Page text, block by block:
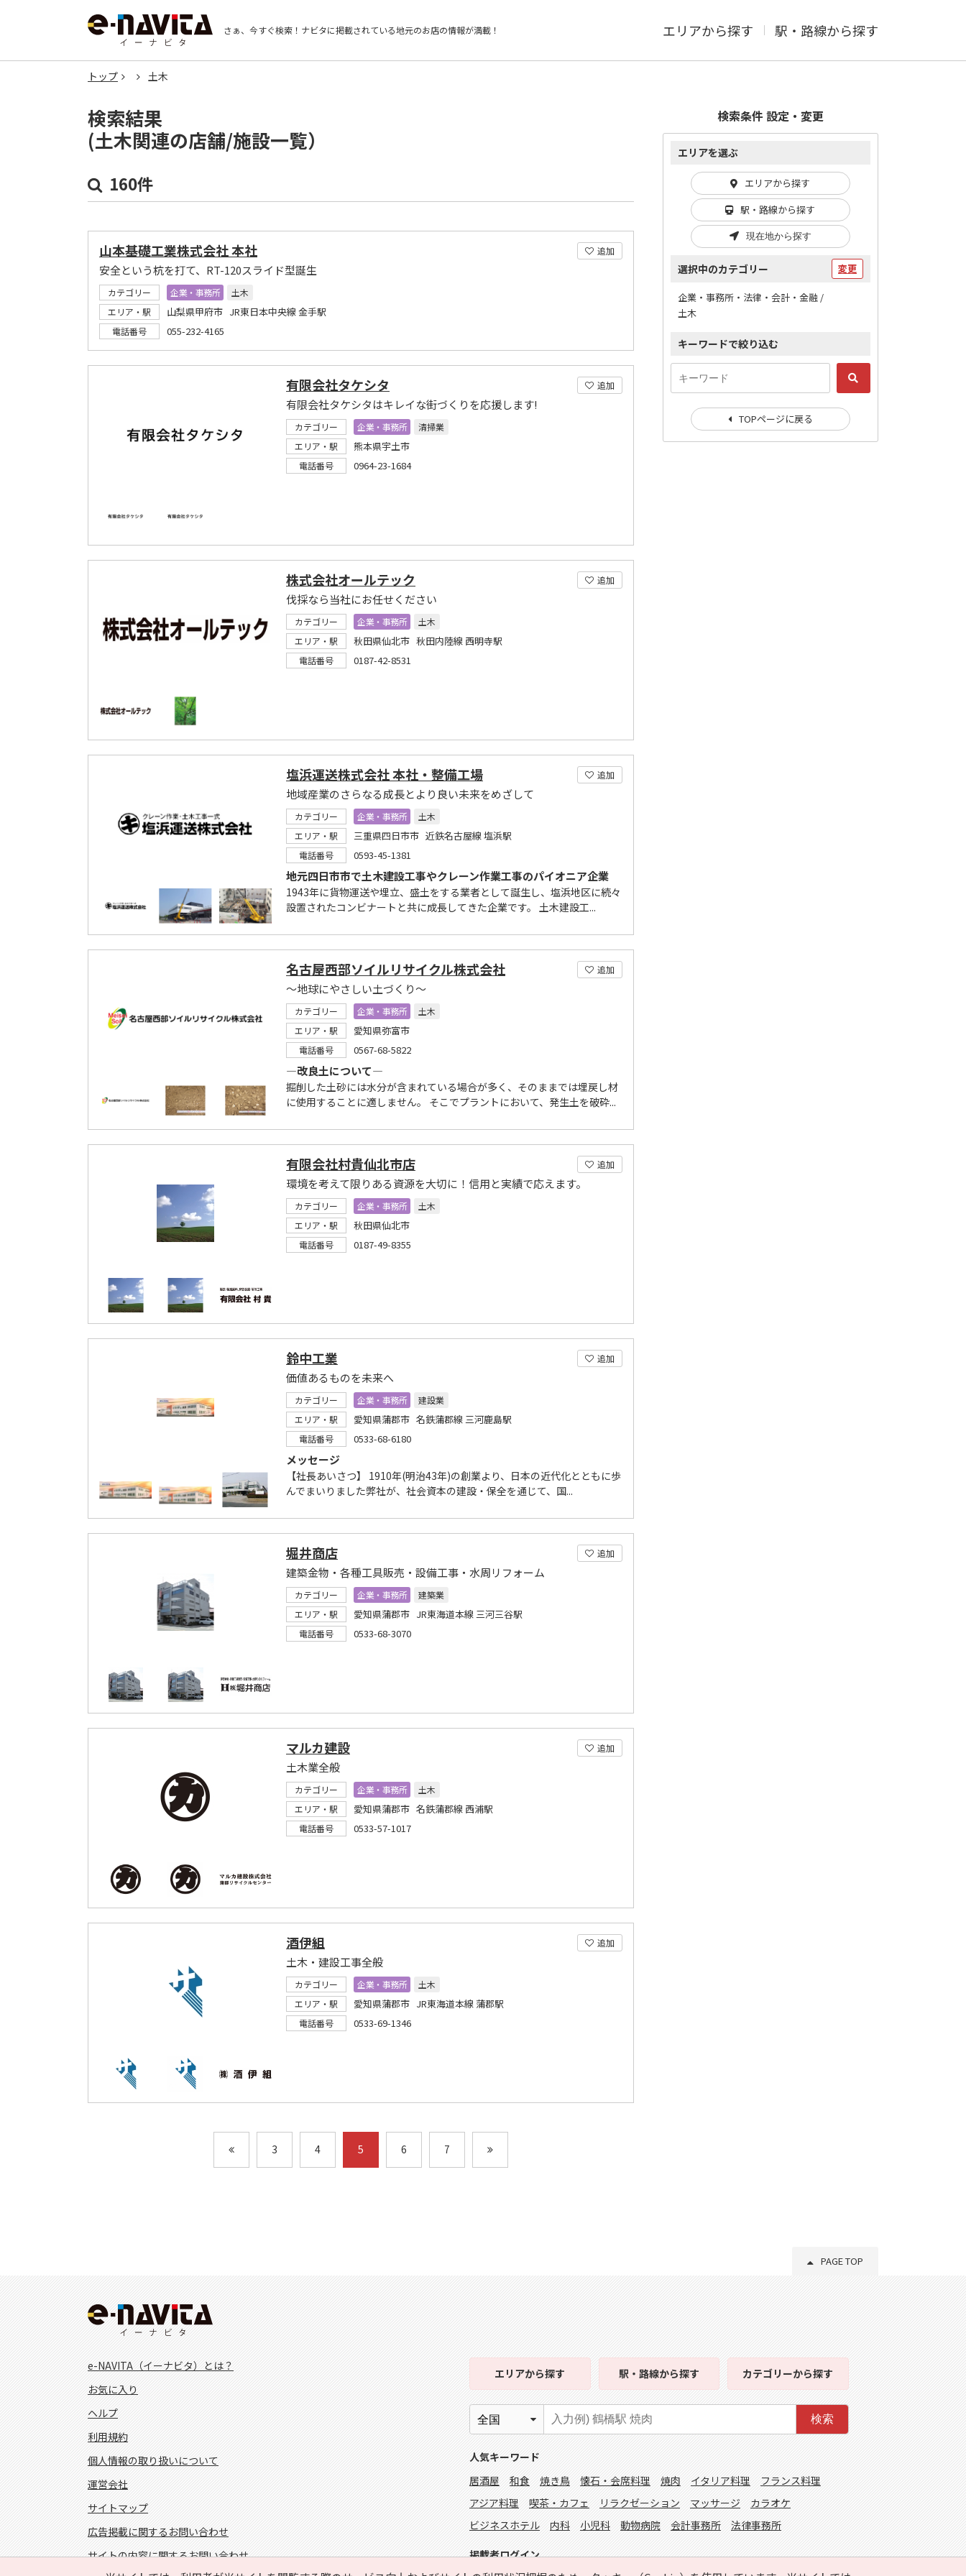
さぁ、今すぐ検索！ ナビタに掲載されている地元のお店の情報が満載！ エリアから探す 駅・路線から探す
トップ 土木
検索結果
(土木関連の店舗/施設一覧）
160件
追加
山本基礎工業株式会社 本社
安全という杭を打て、RT-120スライド型誕生
カテゴリー 企業・事務所
土木
エリア・駅
山梨県甲府市 JR東日本中央線 金手駅
電話番号 055-232-4165
追加
有限会社タケシタ
有限会社タケシタはキレイな街づくりを応援します!
カテゴリー 企業・事務所
清掃業
エリア・駅
熊本県宇土市
電話番号 0964-23-1684
追加
株式会社オールテック
伐採なら当社にお任せください
カテゴリー 企業・事務所
土木
エリア・駅
秋田県仙北市 秋田内陸線 西明寺駅
電話番号 0187-42-8531
追加
塩浜運送株式会社 本社・整備工場
地域産業のさらなる成長とより良い未来をめざして
カテゴリー 企業・事務所
土木
エリア・駅
三重県四日市市 近鉄名古屋線 塩浜駅
電話番号 0593-45-1381
地元四日市市で土木建設工事やクレーン作業工事のパイオニア企業
1943年に貨物運送や埋立、盛土をする業者として誕生し、塩浜地区に続々
設置されたコンビナートと共に成長してきた企業です。 土木建設工...
追加
名古屋西部ソイルリサイクル株式会社
～地球にやさしい土づくり～
カテゴリー 企業・事務所
土木
エリア・駅
愛知県弥富市
電話番号 0567-68-5822
―改良土について―
掘削した土砂には水分が含まれている場合が多く、そのままでは埋戻し材
に使用することに適しません。 そこでプラントにおいて、発生土を破砕...
追加
有限会社村貴仙北市店
環境を考えて限りある資源を大切に！信用と実績で応えます。
カテゴリー 企業・事務所
土木
エリア・駅
秋田県仙北市
電話番号 0187-49-8355
追加
鈴中工業
価値あるものを未来へ
カテゴリー 企業・事務所
建設業
エリア・駅
愛知県蒲郡市 名鉄蒲郡線 三河鹿島駅
電話番号 0533-68-6180
メッセージ
【社長あいさつ】 1910年(明治43年)の創業より、日本の近代化とともに歩
んでまいりました弊社が、社会資本の建設・保全を通じて、国...
追加
堀井商店
建築金物・各種工具販売・設備工事・水周リフォーム
カテゴリー 企業・事務所
建築業
エリア・駅
愛知県蒲郡市 JR東海道本線 三河三谷駅
電話番号 0533-68-3070
追加
マルカ建設
土木業全般
カテゴリー 企業・事務所
土木
エリア・駅
愛知県蒲郡市 名鉄蒲郡線 西浦駅
電話番号 0533-57-1017
追加
酒伊組
土木・建設工事全般
カテゴリー 企業・事務所
土木
エリア・駅
愛知県蒲郡市 JR東海道本線 蒲郡駅
電話番号 0533-69-1346
3 4 5 6 7
検索条件 設定・変更
エリアを選ぶ
エリアから探す
駅・路線から探す
現在地から探す
選択中のカテゴリー 変更
企業・事務所・法律・会計・金融 /
土木
キーワードで絞り込む
TOPページに戻る
PAGE TOP
e-NAVITA（イーナビタ）とは？
お気に入り
ヘルプ
利用規約
個人情報の取り扱いについて
運営会社
サイトマップ
広告掲載に関するお問い合わせ
サイトの内容に関するお問い合わせ
エリアから探す 駅・路線から探す カテゴリーから探す
検索
人気キーワード
居酒屋
和食 焼き鳥 懐石・会席料理 焼肉 イタリア料理
フランス料理
アジア料理
喫茶・カフェ リラクゼーション マッサージ
カラオケ
ビジネスホテル
内科 小児科 動物病院 会計事務所 法律事務所
掲載者ログイン